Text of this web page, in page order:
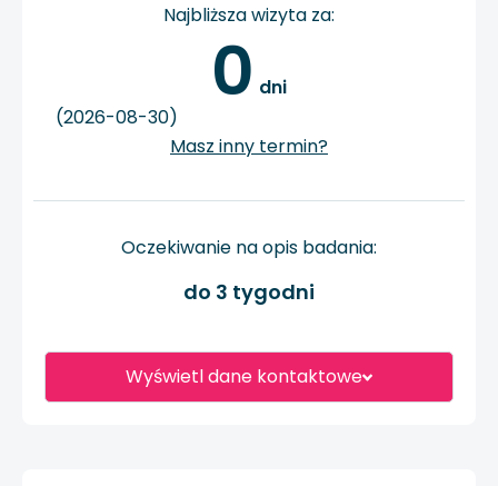
Wyświetl dane kontaktowe
Najbliższa wizyta za:
0 dni
(2026-08-30)
Masz inny termin?
Oczekiwanie na opis badania:
do 3 tygodni